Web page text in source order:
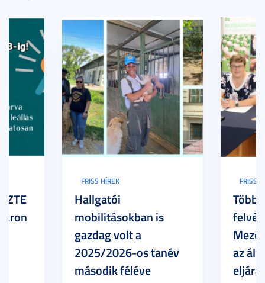
FRISS HÍREK
Hallgatói
mobilitásokban is
gazdag volt a
2025/2026-os tanév
második féléve
FRISS
Több
az